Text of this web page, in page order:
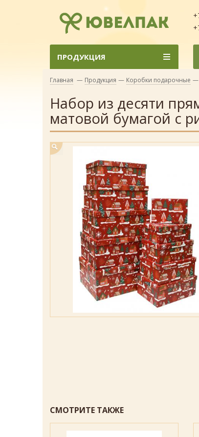
ПРОДУКЦИЯ
Главная — Продукция — Коробки подарочные —
Набор из десяти
матовой бумагой с
СМОТРИТЕ ТАКЖЕ